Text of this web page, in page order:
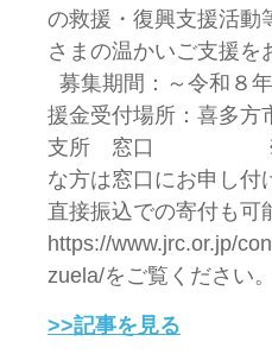
の救援・復興支援活
さまの温かいご支援を
募集期間：～令和８
援金受付場所：喜多方
支所 窓口 ※領
な方は窓口にお申し付
直接振込での寄付も可
https://www.jrc.or.jp/
zuela/をご覧くださ
>>記事を見る